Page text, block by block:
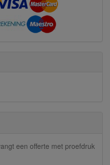
een offerte met proefdruk